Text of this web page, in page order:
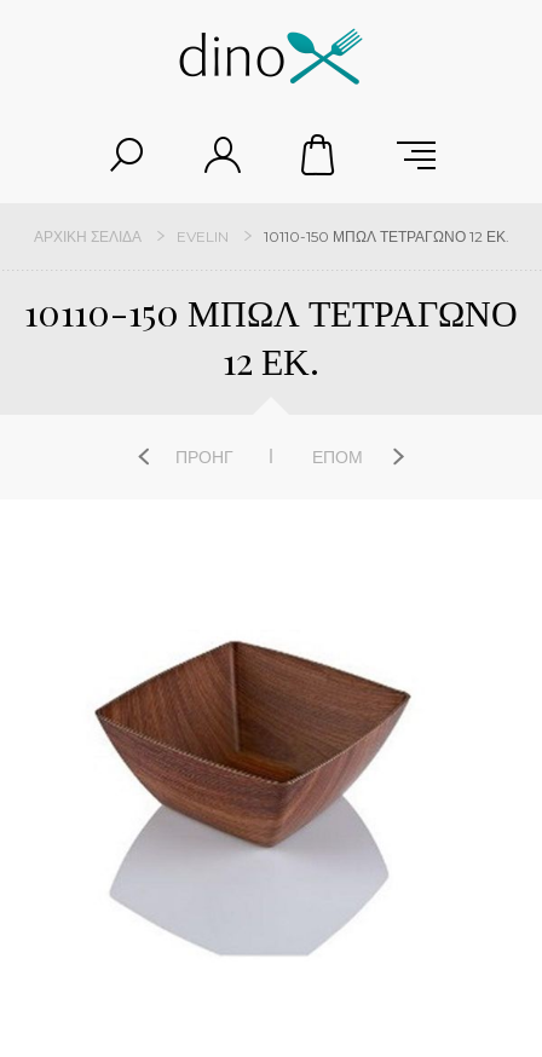
ΑΡΧΙΚΉ ΣΕΛΊΔΑ EVELIN 10110-150 ΜΠΩΛ ΤΕΤΡΑΓΩΝΟ 12 ΕΚ.
10110-150 ΜΠΩΛ ΤΕΤΡΑΓΩΝΟ
12 ΕΚ.
ΠΡΟΗΓ ΕΠΌΜ